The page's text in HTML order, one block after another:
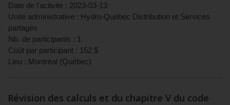
Date de l'activité : 2023-03-13
Unité administrative : Hydro-Québec Distribution et Services
partagés
Nb. de participants : 1
Coût par participant : 152 $
Lieu : Montréal (Québec)
Révision des calculs et du chapitre V du code